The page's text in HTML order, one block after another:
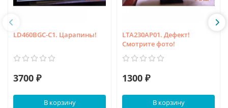
LD460BGC-C1. Царапины!
3700 ₽
В корзину
LTA230AP01. Дефект!
Смотрите фото!
1300 ₽
В корзину